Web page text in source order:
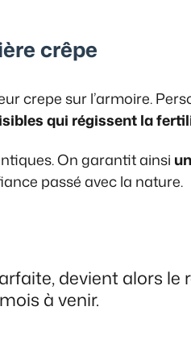
crêpe
crepe sur l’armoire.
qui régissent la
On garantit ainsi
passé avec la nature.
devient alors le
à venir.